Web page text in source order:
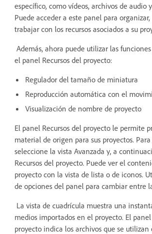
específico, como vídeos, archivos de audio
Puede acceder a este panel para
trabajar con los recursos asociados a su
Además, ahora puede utilizar las
el panel Recursos del proyecto:
Regulador del tamaño de miniatura
Reproducción automática con el
Visualización de nombre de proyecto
El panel Recursos del proyecto le permite
material de origen para sus proyectos.
seleccione la vista Avanzada y, a
Recursos del proyecto. Puede ver el
proyecto con la vista de lista o de iconos.
de opciones del panel para cambiar entre
La vista de cuadrícula muestra una
medios importados en el proyecto. El panel
proyecto indica los archivos que se